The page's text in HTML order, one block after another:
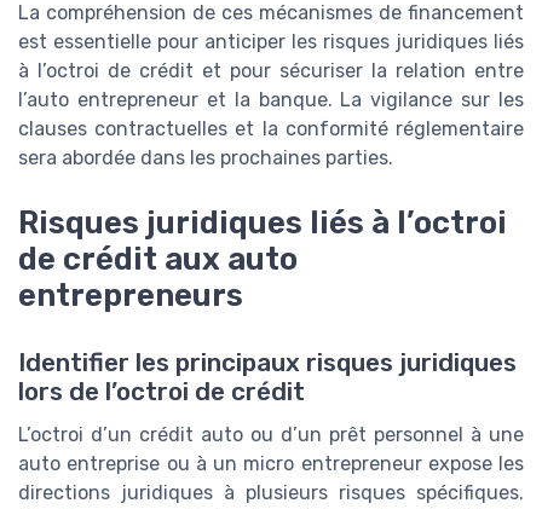
La compréhension de ces mécanismes de financement
est essentielle pour anticiper les risques juridiques liés
à l’octroi de crédit et pour sécuriser la relation entre
l’auto entrepreneur et la banque. La vigilance sur les
clauses contractuelles et la conformité réglementaire
sera abordée dans les prochaines parties.
Risques juridiques liés à l’octroi
de crédit aux auto
entrepreneurs
Identifier les principaux risques juridiques
lors de l’octroi de crédit
L’octroi d’un crédit auto ou d’un prêt personnel à une
auto entreprise ou à un micro entrepreneur expose les
directions juridiques à plusieurs risques spécifiques.